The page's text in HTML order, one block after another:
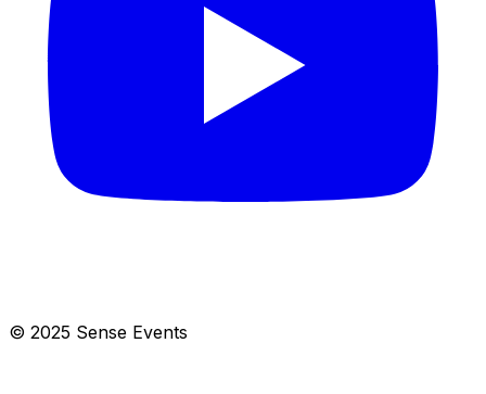
© 2025 Sense Events